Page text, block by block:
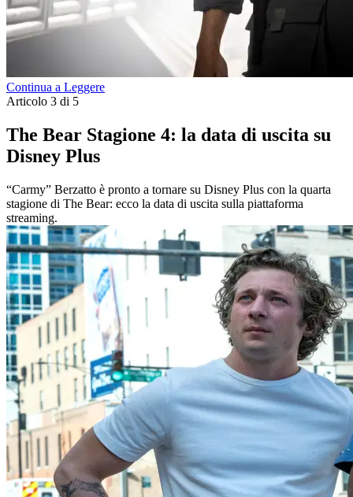
Continua a Leggere
Articolo 3 di 5
The Bear Stagione 4: la data di uscita su
Disney Plus
“Carmy” Berzatto è pronto a tornare su Disney Plus con la quarta
stagione di The Bear: ecco la data di uscita sulla piattaforma
streaming.